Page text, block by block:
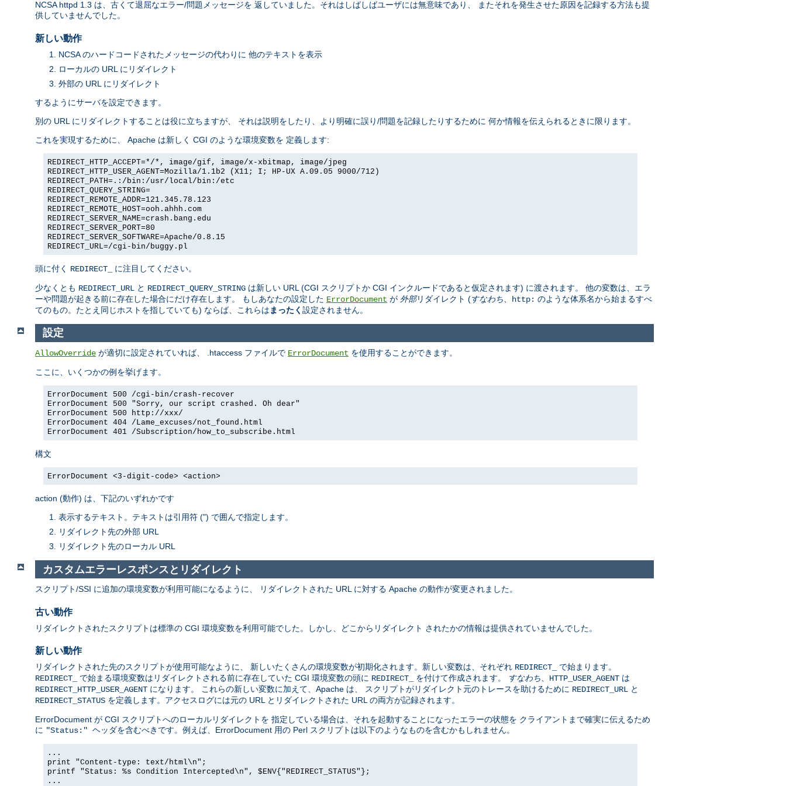
NCSA httpd 1.3 は、古くて退屈なエラー/問題メッセージを 返していました。それはしばしばユーザには無意味であり、 またそれを発生させた原因を記録する方法も提
供していませんでした。
新しい動作
NCSA のハードコードされたメッセージの代わりに 他のテキストを表示
ローカルの URL にリダイレクト
外部の URL にリダイレクト
するようにサーバを設定できます。
別の URL にリダイレクトすることは役に立ちますが、 それは説明をしたり、より明確に誤り/問題を記録したりするために 何か情報を伝えられるときに限ります。
これを実現するために、 Apache は新しく CGI のような環境変数を 定義します:
REDIRECT_HTTP_ACCEPT=*/*, image/gif, image/x-xbitmap, image/jpeg
REDIRECT_HTTP_USER_AGENT=Mozilla/1.1b2 (X11; I; HP-UX A.09.05 9000/712)
REDIRECT_PATH=.:/bin:/usr/local/bin:/etc
REDIRECT_QUERY_STRING=
REDIRECT_REMOTE_ADDR=121.345.78.123
REDIRECT_REMOTE_HOST=ooh.ahhh.com
REDIRECT_SERVER_NAME=crash.bang.edu
REDIRECT_SERVER_PORT=80
REDIRECT_SERVER_SOFTWARE=Apache/0.8.15
REDIRECT_URL=/cgi-bin/buggy.pl
頭に付く REDIRECT_ に注目してください。
少なくとも REDIRECT_URL と REDIRECT_QUERY_STRING は新しい URL (CGI スクリプトか CGI インクルードであると仮定されます) に渡されます。 他の変数は、エラ
ーや問題が起きる前に存在した場合にだけ存在します。 もしあなたの設定した ErrorDocument が 外部リダイレクト (すなわち http: のような体系名から始まるすべ
てのもの。たとえ同じホストを指していても) ならば、これらは まったく 設定されません。
設定
AllowOverride が適切に設定されていれば、 .htaccess ファイルで ErrorDocument を使用することができます。
ここに、いくつかの例を挙げます。
ErrorDocument 500 /cgi-bin/crash-recover
ErrorDocument 500 "Sorry, our script crashed. Oh dear"
ErrorDocument 500 http://xxx/
ErrorDocument 404 /Lame_excuses/not_found.html
ErrorDocument 401 /Subscription/how_to_subscribe.html
構文
ErrorDocument <3-digit-code> <action>
action (動作) は、下記のいずれかです
表示するテキスト。テキストは引用符 (") で囲んで指定します。
リダイレクト先の外部 URL
リダイレクト先のローカル URL
カスタムエラーレスポンスとリダイレクト
スクリプト/SSI に追加の環境変数が利用可能になるように、 リダイレクトされた URL に対する Apache の動作が変更されました。
古い動作
リダイレクトされたスクリプトは標準の CGI 環境変数を利用可能でした。しかし、どこからリダイレクト されたかの情報は提供されていませんでした。
新しい動作
リダイレクトされた先のスクリプトが使用可能なように、 新しいたくさんの環境変数が初期化されます。新しい変数は、それぞれ REDIRECT_
で始まります。
REDIRECT_
で始まる環境変数はリダイレクトされる前に存在していた CGI 環境変数の頭に REDIRECT_ を付けて作成されます。 すなわち HTTP_USER_AGENT は
REDIRECT_HTTP_USER_AGENT になります。 これらの新しい変数に加えて、Apache は、 スクリプトがリダイレクト元のトレースを助けるために REDIRECT_URL と
REDIRECT_STATUS を定義します。アクセスログには元の URL とリダイレクトされた URL の両方が記録されます。
ErrorDocument が CGI スクリプトへのローカルリダイレクトを 指定している場合は、それを起動することになったエラーの状態を クライアントまで確実に伝えるため
に "Status:" ヘッダを含むべきです。例えば、ErrorDocument 用の Perl スクリプトは以下のようなものを含むかもしれません。
...
print "Content-type: text/html\n";
printf "Status: %s Condition Intercepted\n", $ENV{"REDIRECT_STATUS"};
...